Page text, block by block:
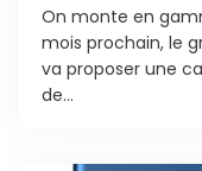
On monte en
mois prochain, le
va proposer une
de...